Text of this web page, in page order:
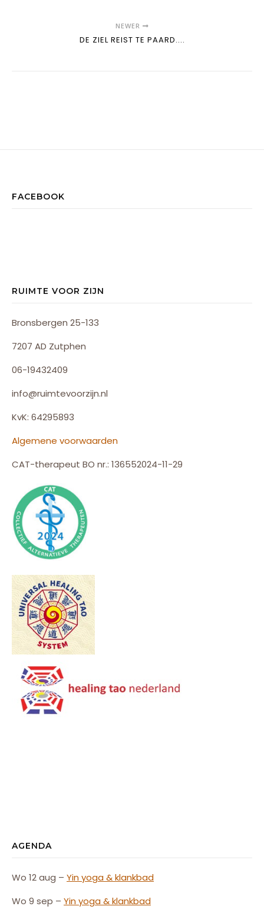
NEWER
DE ZIEL REIST TE PAARD....
FACEBOOK
RUIMTE VOOR ZIJN
Bronsbergen 25-133
7207 AD Zutphen
06-19432409
info@ruimtevoorzijn.nl
KvK: 64295893
Algemene voorwaarden
CAT-therapeut BO nr.: 136552024-11-29
AGENDA
Wo 12 aug – Yin yoga & klankbad
Wo 9 sep – Yin yoga & klankbad